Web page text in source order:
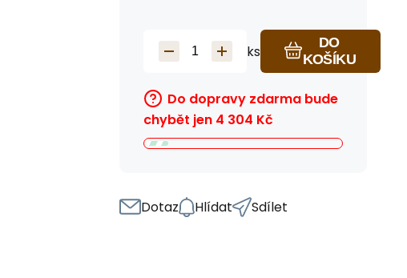
ks
DO
KOŠÍKU
Do dopravy zdarma bude
chybět jen 4 304 Kč
Dotaz Hlídat Sdílet